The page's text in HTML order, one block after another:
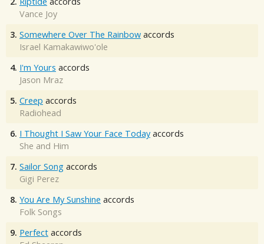
Vance Joy
3. Somewhere Over The Rainbow accords
Israel Kamakawiwo'ole
4. I'm Yours accords
Jason Mraz
5. Creep accords
Radiohead
6. I Thought I Saw Your Face Today accords
She and Him
7. Sailor Song accords
Gigi Perez
8. You Are My Sunshine accords
Folk Songs
9. Perfect accords